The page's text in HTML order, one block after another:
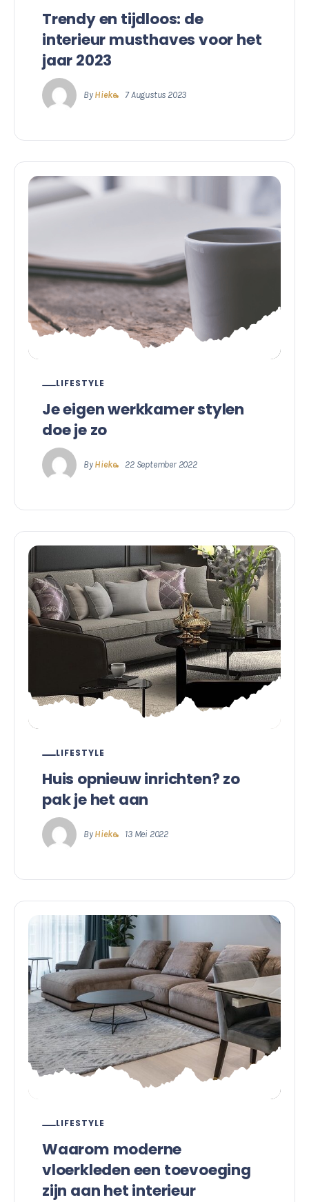
Trendy en tijdloos: de
interieur musthaves voor het
jaar 2023
By Hieke 7 Augustus 2023
LIFESTYLE
Je eigen werkkamer stylen
doe je zo
By Hieke 22 September 2022
LIFESTYLE
Huis opnieuw inrichten? zo
pak je het aan
By Hieke 13 Mei 2022
LIFESTYLE
Waarom moderne
vloerkleden een toevoeging
zijn aan het interieur